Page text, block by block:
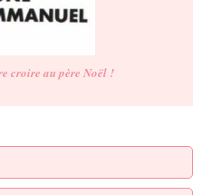
croire au père Noël !